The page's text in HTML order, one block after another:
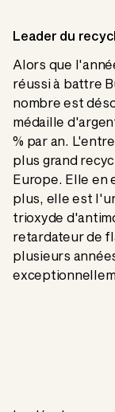
Leader du
Alors que
réussi à battre
nombre est
médaille
% par an.
plus grand
Europe. Elle en
plus, elle est
trioxyde
retardateur de
plusieurs